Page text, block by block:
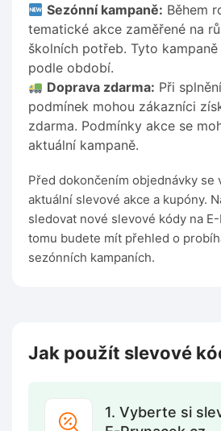
Sezónní kampaně: Během
tematické akce zaměřené na
školních potřeb. Tyto
podle období.
Doprava zdarma: Při
podmínek mohou zákazníci
zdarma. Podmínky akce se
aktuální kampaně.
Před dokončením objednávky se
aktuální slevové akce a kupóny.
sledovat nové slevové kódy na
tomu budete mít přehled o
sezónních kampaních.
Jak použít slevové
1. Vyberte si